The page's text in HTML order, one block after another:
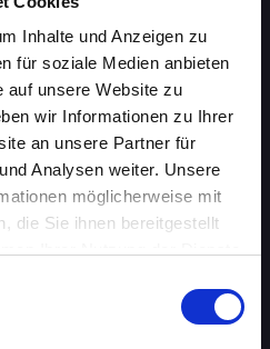
Inhalte und Anzeigen zu
für soziale Medien anbieten
auf unsere Website zu
wir Informationen zu Ihrer
an unsere Partner für
Analysen weiter. Unsere
möglicherweise mit
die Sie ihnen bereitgestellt